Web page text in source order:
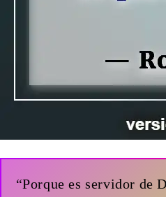
“Porque es servidor de